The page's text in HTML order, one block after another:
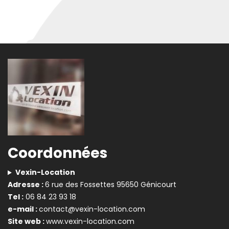
Coordonnées
Vexin-Location
Adresse :6 rue des Fossettes 95650 Génicourt
Tel : 06 84 23 93 18
e-mail :contact@vexin-location.com
Site web :www.vexin-location.com